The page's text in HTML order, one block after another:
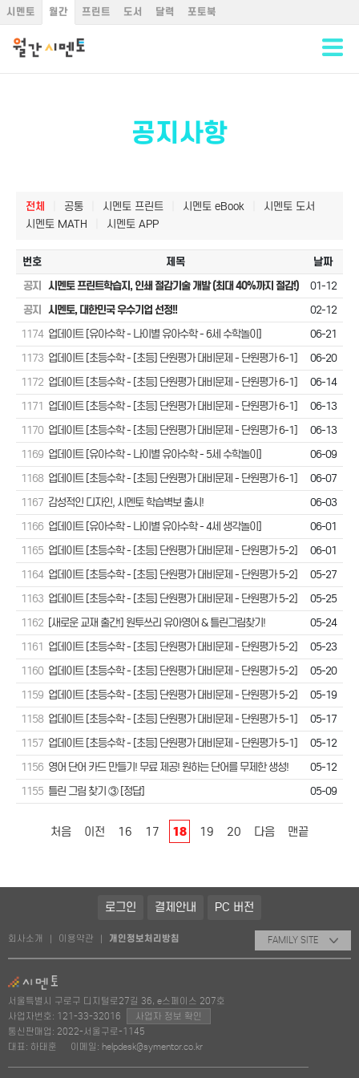
시멘토 월간 프린트 도서 달력 포토북
공지사항
전체 공통 시멘토 프린트 시멘토 eBook
시멘토 도서
시멘토 MATH
시멘토 APP
번호 제목
날짜
공지
시멘토 프린트학습지, 인쇄 절감기술 개발 (최대 40%까지 절감!)
01-12
공지
시멘토, 대한민국 우수기업 선정!!
02-12
1174 업데이트 [유아수학 - 나이별 유아수학 - 6세 수학놀이]
06-21
1173 업데이트 [초등수학 - [초등] 단원평가 대비문제 - 단원평가 6-1]
06-20
1172 업데이트 [초등수학 - [초등] 단원평가 대비문제 - 단원평가 6-1]
06-14
1171 업데이트 [초등수학 - [초등] 단원평가 대비문제 - 단원평가 6-1]
06-13
1170 업데이트 [초등수학 - [초등] 단원평가 대비문제 - 단원평가 6-1]
06-13
1169 업데이트 [유아수학 - 나이별 유아수학 - 5세 수학놀이]
06-09
1168 업데이트 [초등수학 - [초등] 단원평가 대비문제 - 단원평가 6-1]
06-07
1167 감성적인 디자인, 시멘토 학습벽보 출시!
06-03
1166 업데이트 [유아수학 - 나이별 유아수학 - 4세 생각놀이]
06-01
1165 업데이트 [초등수학 - [초등] 단원평가 대비문제 - 단원평가 5-2]
06-01
1164 업데이트 [초등수학 - [초등] 단원평가 대비문제 - 단원평가 5-2]
05-27
1163 업데이트 [초등수학 - [초등] 단원평가 대비문제 - 단원평가 5-2]
05-25
1162 [새로운 교재 출간!] 원투쓰리 유아영어 & 틀린그림찾기!
05-24
1161 업데이트 [초등수학 - [초등] 단원평가 대비문제 - 단원평가 5-2]
05-23
1160 업데이트 [초등수학 - [초등] 단원평가 대비문제 - 단원평가 5-2]
05-20
1159 업데이트 [초등수학 - [초등] 단원평가 대비문제 - 단원평가 5-2]
05-19
1158 업데이트 [초등수학 - [초등] 단원평가 대비문제 - 단원평가 5-1]
05-17
1157 업데이트 [초등수학 - [초등] 단원평가 대비문제 - 단원평가 5-1]
05-12
1156 영어 단어 카드 만들기! 무료 제공! 원하는 단어를 무제한 생성!
05-12
1155 틀린 그림 찾기 ③ [정답] 05-09
처음 이전 16 17 18 19 20 다음 맨끝
로그인 결제안내 PC 버전
회사소개 이용약관 개인정보처리방침 FAMILY SITE
서울특별시 구로구 디지털로27길 36, e스페이스 207호
사업자번호: 121-33-32016
사업자 정보 확인
통신판매업: 2022-서울구로-1145
대표: 하태훈
이메일: helpdesk@symentor.co.kr